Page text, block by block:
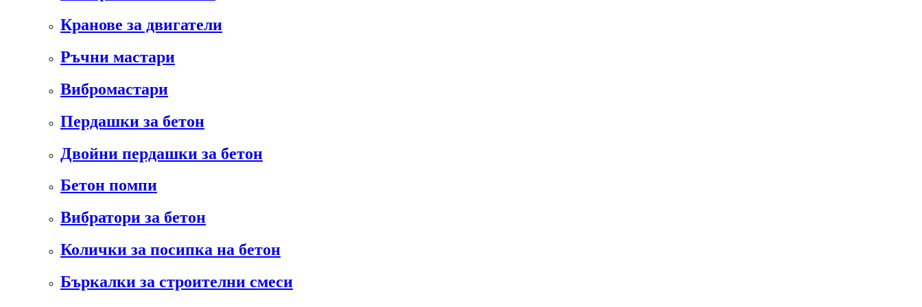
Кранове за двигатели
Ръчни мастари
Вибромастари
Пердашки за бетон
Двойни пердашки за бетон
Бетон помпи
Вибратори за бетон
Колички за посипка на бетон
Бъркалки за строителни смеси